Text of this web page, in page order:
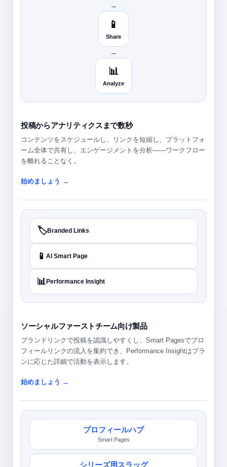
→
📱
Share
→
📊
Analyze
投稿からアナリティクスまで数秒
コンテンツをスケジュールし、リンクを短縮し、プラットフォ
ーム全体で共有し、エンゲージメントを分析——ワークフロー
を離れることなく。
始めましょう →
🏷️Branded Links
📱 AI Smart Page
📊 Performance Insight
ソーシャルファーストチーム向け製品
ブランドリンクで投稿を認識しやすくし、Smart Pagesでプロ
フィールリンクの流入を集約でき、Performance Insightはプラ
ンに応じた詳細で活動を表示します。
始めましょう →
プロフィールハブ
Smart Pages
シリーズ用スラッグ